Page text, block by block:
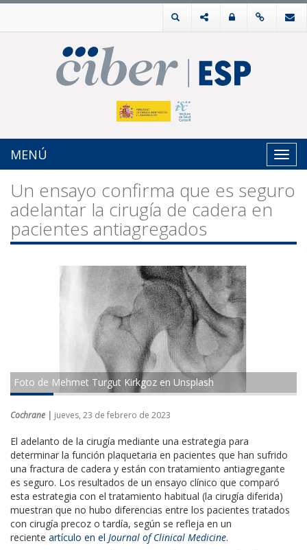
MENÚ
Un ensayo confirma que es seguro
adelantar la cirugía de cadera en
pacientes antiagregados
Foto de Mehmet Turgut Kirkgoz en Unsplash
Cochrane | jueves, 23 de febrero de 2023
El adelanto de la cirugía mediante una estrategia para
determinar la función plaquetaria en pacientes que han sufrido
una fractura de cadera y están con tratamiento antiagregante
es seguro. Los resultados de un ensayo clínico que comparó
esta estrategia con el tratamiento habitual (la cirugía diferida)
muestran que no hubo diferencias entre los pacientes tratados
con cirugía precoz o tardía, según se refleja en un
reciente artículo en el Journal of Clinical Medicine.